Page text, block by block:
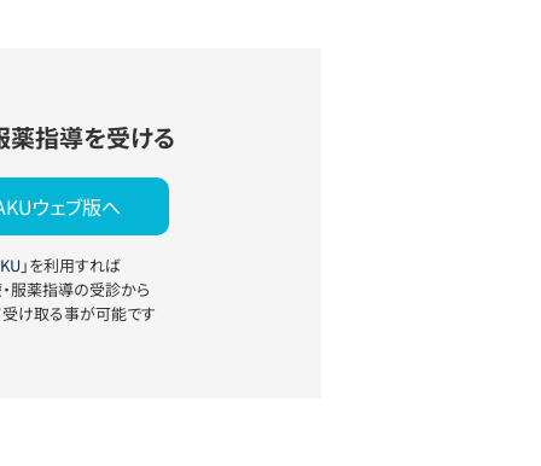
薬指導を受ける
ウェブ版へ
」を利用すれば
服薬指導の受診から
け取る事が可能です